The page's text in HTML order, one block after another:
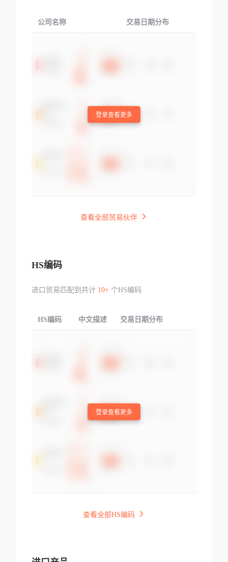
公司名称 交易日期分布
登录查看更多
查看全部贸易伙伴
HS编码
进口贸易匹配到共计 10+个HS编码
HS编码 中文描述 交易日期分布
登录查看更多
查看全部HS编码